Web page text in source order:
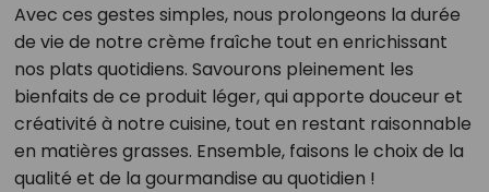
Avec ces gestes simples, nous prolongeons la durée
de vie de notre crème fraîche tout en enrichissant
nos plats quotidiens. Savourons pleinement les
bienfaits de ce produit léger, qui apporte douceur et
créativité à notre cuisine, tout en restant raisonnable
en matières grasses. Ensemble, faisons le choix de la
qualité et de la gourmandise au quotidien !